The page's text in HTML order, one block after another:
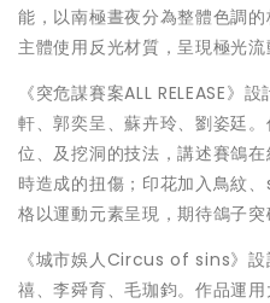
能，以南極晝夜分為整體色調
主體使用反光材質，呈現極光流
《突危謀賽案ALL RELEASE》
軒、郭奕呈、蘇卉玲、劉姿廷
位、及挖洞的技法，講述賽鴿
時造成的扭傷；印花加入鳥紋
格以運動元素呈現，期待鴿子突
《城市娛人Circus of sins》
禧、李舜育、毛珈鈞。作品運